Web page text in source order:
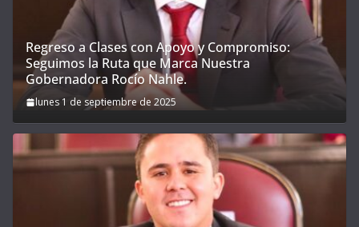
Regreso a Clases con Apoyo y Compromiso:
Seguimos la Ruta que Marca Nuestra
Gobernadora Rocío Nahle.
lunes 1 de septiembre de 2025